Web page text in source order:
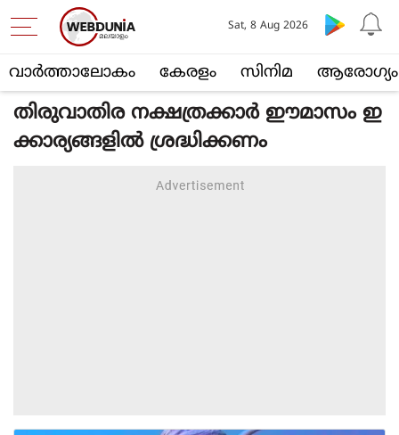
വാര്‍ത്താലോകം കേരളം സിനിമ ആരോഗ്യം
Sat, 8 Aug 2026
തിരുവാതിര നക്ഷത്രക്കാര്‍ ഈമാസം ഇ
ക്കാര്യങ്ങളില്‍ ശ്രദ്ധിക്കണം